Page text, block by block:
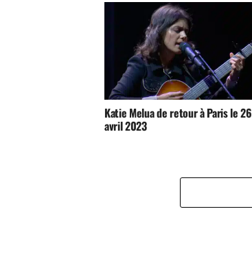
Katie Melua de retour à Paris le 26
avril 2023